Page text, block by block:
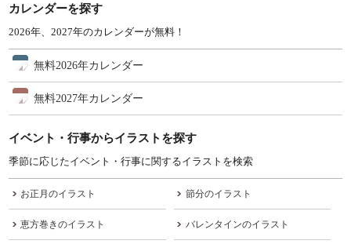
カレンダーを探す
2026年、2027年のカレンダーが無料！
無料2026年カレンダー
無料2027年カレンダー
イベント・行事からイラストを探す
季節に応じたイベント・行事に関するイラストを検索
お正月のイラスト 節分のイラスト
恵方巻きのイラスト バレンタインのイラスト